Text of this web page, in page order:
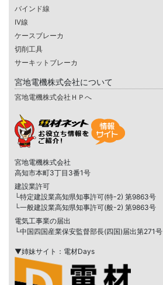
バインド線
IV線
ケースブレーカ
切削工具
サーキットブレーカ
宮地電機株式会社について
宮地電機株式会社ＨＰへ
宮地電機株式会社
高知市本町3丁目3番1号
建設業許可
└特定建設業高知県知事許可(特-2) 第9863号
└一般建設業高知県知事許可(般-2) 第9863号
電気工事業の届出
└中国四国産業保安監督部長(四国)届出第271号
▼姉妹サイト：電材Days